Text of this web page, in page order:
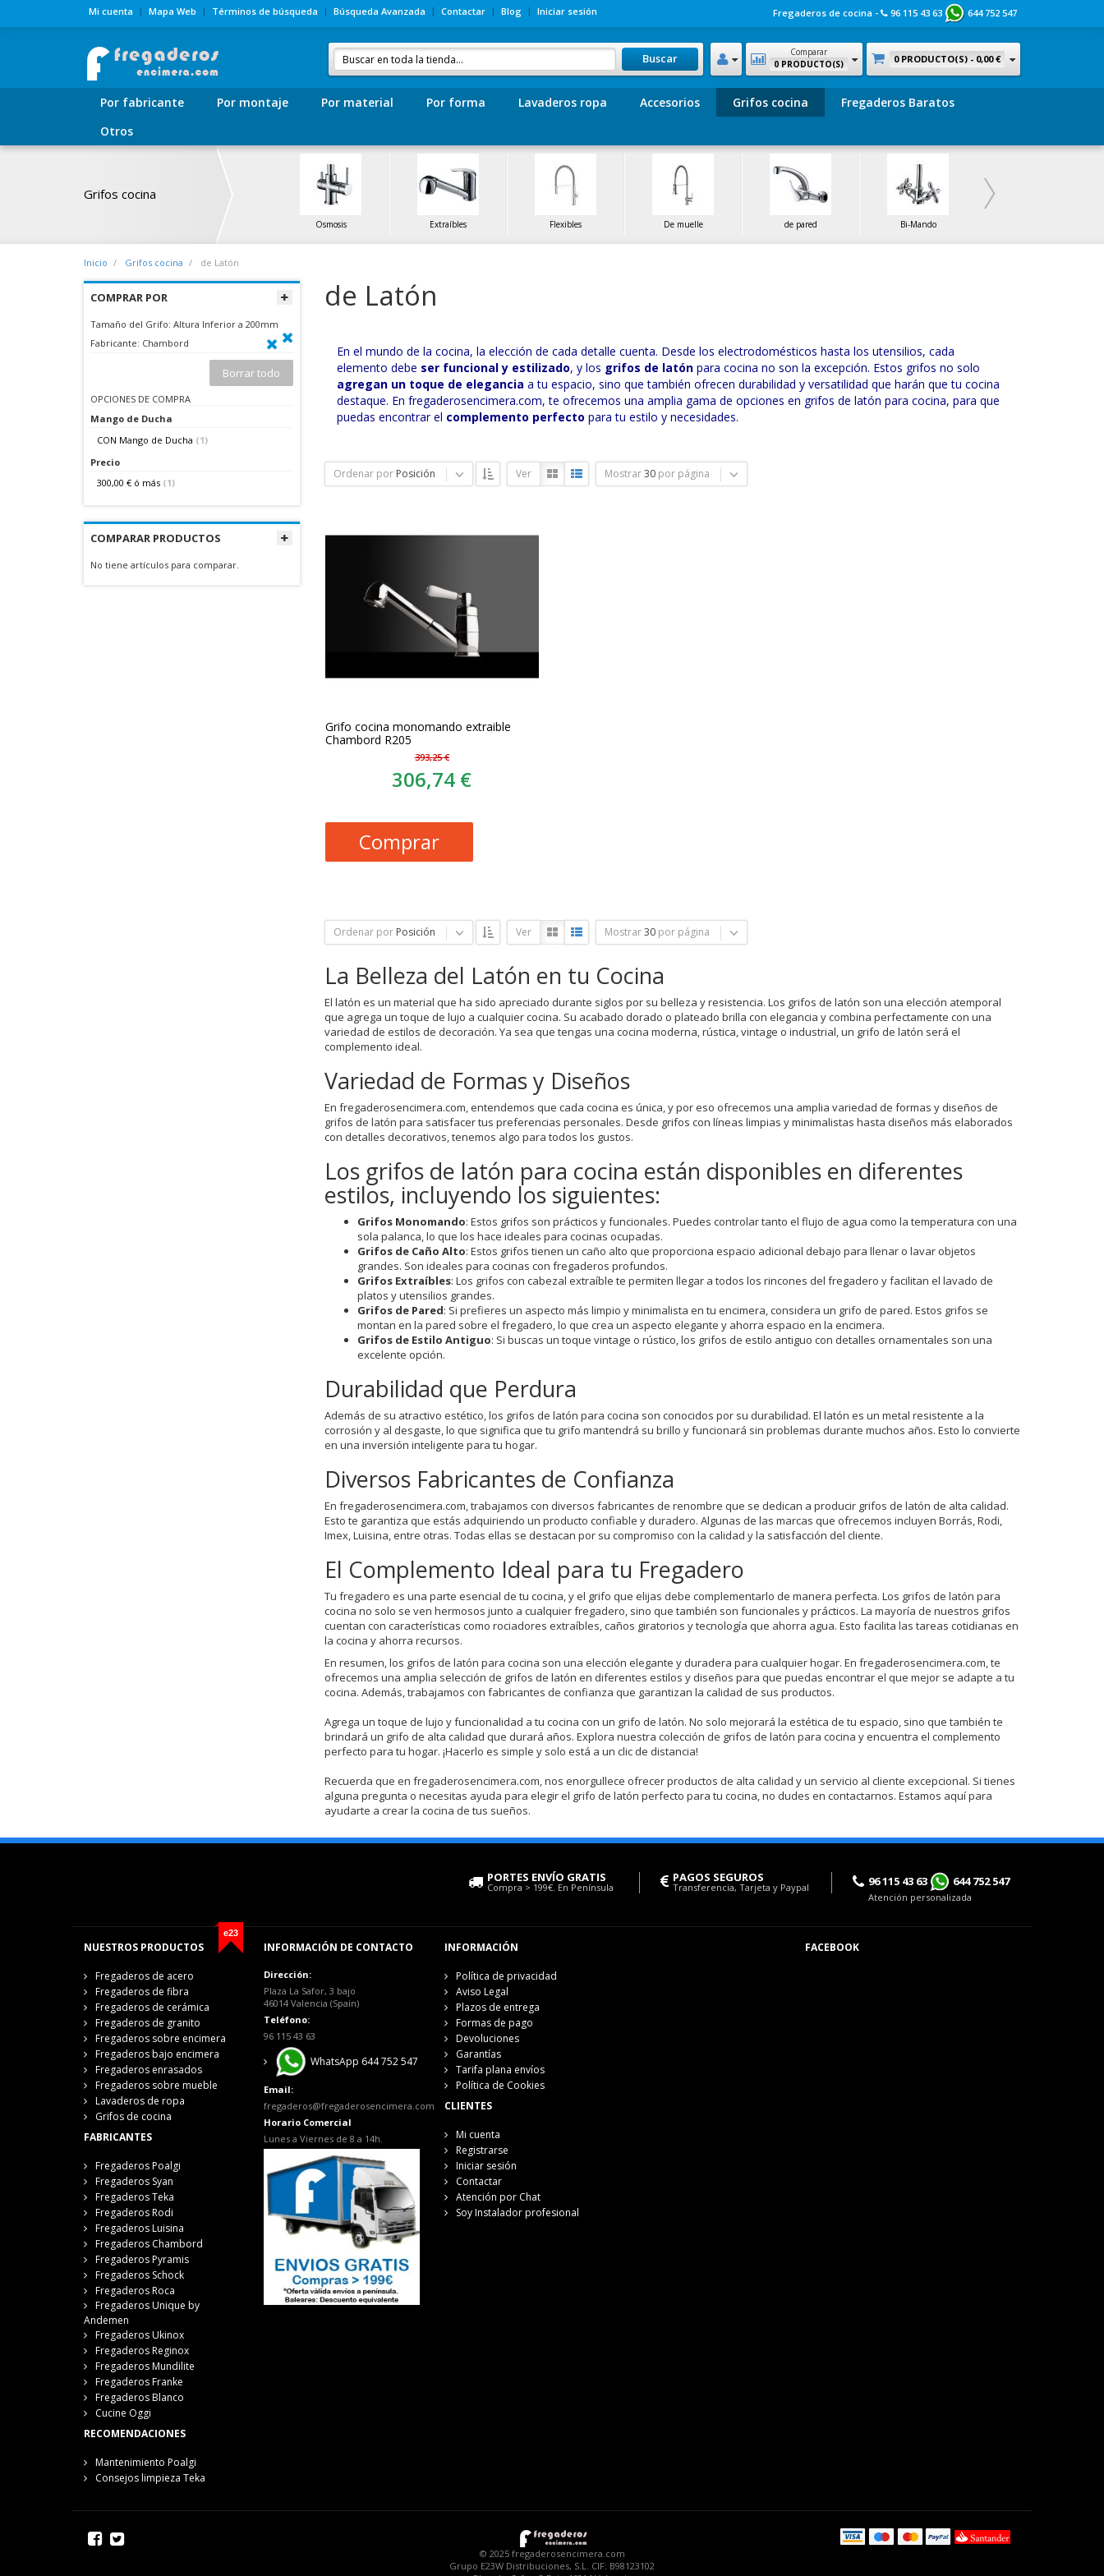
Mi cuenta Mapa Web Términos de búsqueda Búsqueda Avanzada Contactar Blog Iniciar sesión Fregaderos de cocina - 96 115 43 63 644 752 547
0 PRODUCTO(S) - 0,00 €
Comparar
0 PRODUCTO(S)
Buscar
Por fabricante Por montaje Por material Por forma Lavaderos ropa Accesorios Grifos cocina
Fregaderos Baratos
Otros
Grifos cocina
Osmosis Extraíbles Flexibles De muelle de pared Bi-Mando
Inicio Grifos cocina de Latón
COMPRAR POR
Tamaño del Grifo: Altura Inferior a 200mm
Fabricante: Chambord
Borrar todo
OPCIONES DE COMPRA
Mango de Ducha
CON Mango de Ducha (1)
Precio
300,00 € ó más (1)
COMPARAR PRODUCTOS
No tiene artículos para comparar.
de Latón
En el mundo de la cocina, la elección de cada detalle cuenta. Desde los electrodomésticos hasta los utensilios, cada
elemento debe ser funcional y estilizado, y los grifos de latónpara cocina no son la excepción. Estos grifos no solo
agregan un toque de elegancia a tu espacio, sino que también ofrecen durabilidad y versatilidad que harán que tu cocina
destaque. En fregaderosencimera.com, te ofrecemos una amplia gama de opciones en grifos de latón para cocina, para que
puedas encontrar el complemento perfecto para tu estilo y necesidades.
Ordenar por Posición Ver Mostrar 30 por página
Grifo cocina monomando extraible
Chambord R205
393,25 €
306,74 €
Comprar
Ordenar por Posición Ver Mostrar 30 por página
La Belleza del Latón en tu Cocina
El latón es un material que ha sido apreciado durante siglos por su belleza y resistencia. Los grifos de latón son una elección atemporal
que agrega un toque de lujo a cualquier cocina. Su acabado dorado o plateado brilla con elegancia y combina perfectamente con una
variedad de estilos de decoración. Ya sea que tengas una cocina moderna, rústica, vintage o industrial, un grifo de latón será el
complemento ideal.
Variedad de Formas y Diseños
En fregaderosencimera.com, entendemos que cada cocina es única, y por eso ofrecemos una amplia variedad de formas y diseños de
grifos de latón para satisfacer tus preferencias personales. Desde grifos con líneas limpias y minimalistas hasta diseños más elaborados
con detalles decorativos, tenemos algo para todos los gustos.
Los grifos de latón para cocina están disponibles en diferentes
estilos, incluyendo los siguientes:
Grifos Monomando: Estos grifos son prácticos y funcionales. Puedes controlar tanto el flujo de agua como la temperatura con una
sola palanca, lo que los hace ideales para cocinas ocupadas.
Grifos de Caño Alto: Estos grifos tienen un caño alto que proporciona espacio adicional debajo para llenar o lavar objetos
grandes. Son ideales para cocinas con fregaderos profundos.
Grifos Extraíbles: Los grifos con cabezal extraíble te permiten llegar a todos los rincones del fregadero y facilitan el lavado de
platos y utensilios grandes.
Grifos de Pared: Si prefieres un aspecto más limpio y minimalista en tu encimera, considera un grifo de pared. Estos grifos se
montan en la pared sobre el fregadero, lo que crea un aspecto elegante y ahorra espacio en la encimera.
Grifos de Estilo Antiguo: Si buscas un toque vintage o rústico, los grifos de estilo antiguo con detalles ornamentales son una
excelente opción.
Durabilidad que Perdura
Además de su atractivo estético, los grifos de latón para cocina son conocidos por su durabilidad. El latón es un metal resistente a la
corrosión y al desgaste, lo que significa que tu grifo mantendrá su brillo y funcionará sin problemas durante muchos años. Esto lo convierte
en una inversión inteligente para tu hogar.
Diversos Fabricantes de Confianza
En fregaderosencimera.com, trabajamos con diversos fabricantes de renombre que se dedican a producir grifos de latón de alta calidad.
Esto te garantiza que estás adquiriendo un producto confiable y duradero. Algunas de las marcas que ofrecemos incluyen Borrás, Rodi,
Imex, Luisina, entre otras. Todas ellas se destacan por su compromiso con la calidad y la satisfacción del cliente.
El Complemento Ideal para tu Fregadero
Tu fregadero es una parte esencial de tu cocina, y el grifo que elijas debe complementarlo de manera perfecta. Los grifos de latón para
cocina no solo se ven hermosos junto a cualquier fregadero, sino que también son funcionales y prácticos. La mayoría de nuestros grifos
cuentan con características como rociadores extraíbles, caños giratorios y tecnología que ahorra agua. Esto facilita las tareas cotidianas en
la cocina y ahorra recursos.
En resumen, los grifos de latón para cocina son una elección elegante y duradera para cualquier hogar. En fregaderosencimera.com, te
ofrecemos una amplia selección de grifos de latón en diferentes estilos y diseños para que puedas encontrar el que mejor se adapte a tu
cocina. Además, trabajamos con fabricantes de confianza que garantizan la calidad de sus productos.
Agrega un toque de lujo y funcionalidad a tu cocina con un grifo de latón. No solo mejorará la estética de tu espacio, sino que también te
brindará un grifo de alta calidad que durará años. Explora nuestra colección de grifos de latón para cocina y encuentra el complemento
perfecto para tu hogar. ¡Hacerlo es simple y solo está a un clic de distancia!
Recuerda que en fregaderosencimera.com, nos enorgullece ofrecer productos de alta calidad y un servicio al cliente excepcional. Si tienes
alguna pregunta o necesitas ayuda para elegir el grifo de latón perfecto para tu cocina, no dudes en contactarnos. Estamos aquí para
ayudarte a crear la cocina de tus sueños.
PORTES ENVÍO GRATIS
Compra > 199€. En Península
PAGOS SEGUROS
Transferencia, Tarjeta y Paypal 96 115 43 63 644 752 547
Atención personalizada
e23
NUESTROS PRODUCTOS
Fregaderos de acero
Fregaderos de fibra
Fregaderos de cerámica
Fregaderos de granito
Fregaderos sobre encimera
Fregaderos bajo encimera
Fregaderos enrasados
Fregaderos sobre mueble
Lavaderos de ropa
Grifos de cocina
FABRICANTES
Fregaderos Poalgi
Fregaderos Syan
Fregaderos Teka
Fregaderos Rodi
Fregaderos Luisina
Fregaderos Chambord
Fregaderos Pyramis
Fregaderos Schock
Fregaderos Roca
Fregaderos Unique by
Andemen
Fregaderos Ukinox
Fregaderos Reginox
Fregaderos Mundilite
Fregaderos Franke
Fregaderos Blanco
Cucine Oggi
RECOMENDACIONES
Mantenimiento Poalgi
Consejos limpieza Teka
INFORMACIÓN DE CONTACTO
Dirección:
Plaza La Safor, 3 bajo
46014 Valencia (Spain)
Teléfono:
96 115 43 63
WhatsApp 644 752 547
Email:
fregaderos@fregaderosencimera.com
Horario Comercial
Lunes a Viernes de 8 a 14h.
INFORMACIÓN
Política de privacidad
Aviso Legal
Plazos de entrega
Formas de pago
Devoluciones
Garantías
Tarifa plana envíos
Política de Cookies
CLIENTES
Mi cuenta
Registrarse
Iniciar sesión
Contactar
Atención por Chat
Soy Instalador profesional
FACEBOOK
© 2025 fregaderosencimera.com
Grupo E23W Distribuciones, S.L. CIF: B98123102